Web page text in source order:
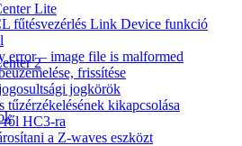
Lite
2
fűtésvezérlés Link Device funkció
error – image file is malformed
frissítése
jogkörök
tűzérzékelésének kikapcsolása
HC3-ra
a Z-waves eszközt